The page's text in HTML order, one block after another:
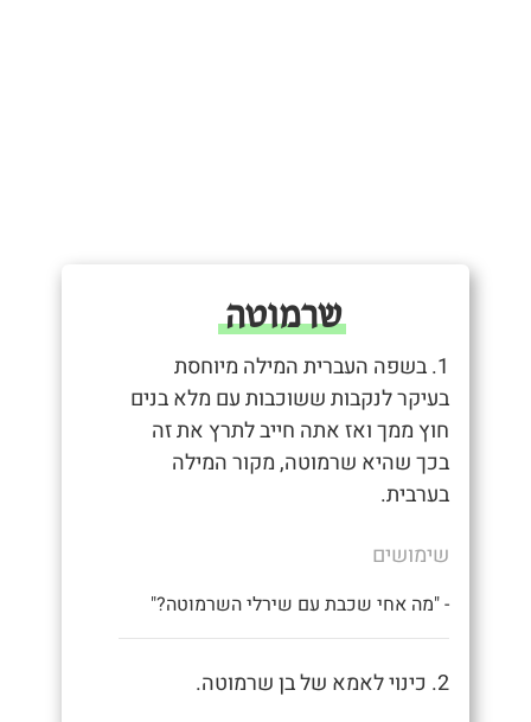
שרמוטה
1. בשפה העברית המילה מיוחסת
בעיקר לנקבות ששוכבות עם מלא בנים
חוץ ממך ואז אתה חייב לתרץ את זה
בכך שהיא שרמוטה, מקור המילה
בערבית.
שימושים
- "מה אחי שכבת עם שירלי השרמוטה?"
2. כינוי לאמא של בן שרמוטה.